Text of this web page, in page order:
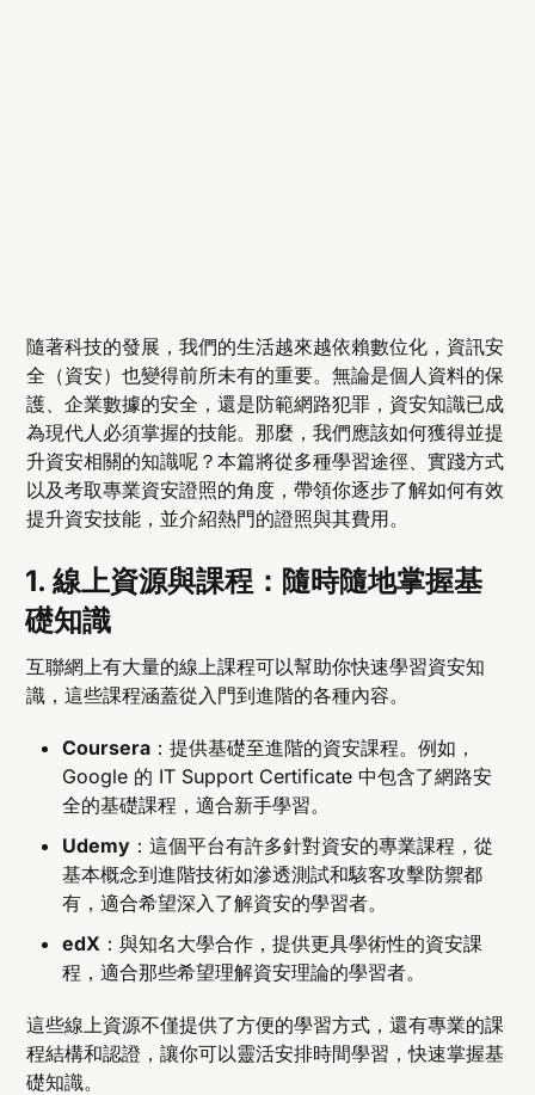
隨著科技的發展，我們的生活越來越依賴數位化，資訊安
全（資安）也變得前所未有的重要。無論是個人資料的保
護、企業數據的安全，還是防範網路犯罪，資安知識已成
為現代人必須掌握的技能。那麼，我們應該如何獲得並提
升資安相關的知識呢？本篇將從多種學習途徑、實踐方式
以及考取專業資安證照的角度，帶領你逐步了解如何有效
提升資安技能，並介紹熱門的證照與其費用。
1.線上資源與課程：隨時隨地掌握基
礎知識
互聯網上有大量的線上課程可以幫助你快速學習資安知
識，這些課程涵蓋從入門到進階的各種內容。
Coursera ：提供基礎至進階的資安課程。例如，
Google 的 IT Support Certificate 中包含了網路安
全的基礎課程，適合新手學習。
Udemy ：這個平台有許多針對資安的專業課程，從
基本概念到進階技術如滲透測試和駭客攻擊防禦都
有，適合希望深入了解資安的學習者。
edX ：與知名大學合作，提供更具學術性的資安課
程，適合那些希望理解資安理論的學習者。
這些線上資源不僅提供了方便的學習方式，還有專業的課
程結構和認證，讓你可以靈活安排時間學習，快速掌握基
礎知識。